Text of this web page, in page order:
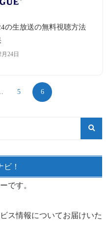
24日
の生放送の無料視聴方法
5 6
ビ！
です。
ス情報についてお届けいた